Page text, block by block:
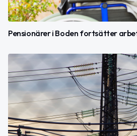
Pensionärer i Boden fortsätter